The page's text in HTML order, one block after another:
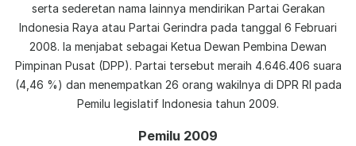
serta sederetan nama lainnya mendirikan Partai Gerakan
Indonesia Raya atau Partai Gerindra pada tanggal 6 Februari
2008. Ia menjabat sebagai Ketua Dewan Pembina Dewan
Pimpinan Pusat (DPP). Partai tersebut meraih 4.646.406 suara
(4,46 %) dan menempatkan 26 orang wakilnya di DPR RI pada
Pemilu legislatif Indonesia tahun 2009.
Pemilu 2009